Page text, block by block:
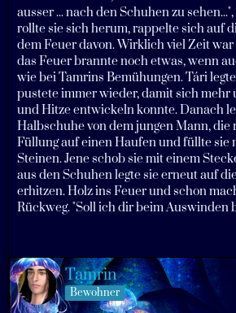
ausser ... nach den Schuhen zu
rollte sie sich herum, rappelte sich auf
dem Feuer davon. Wirklich viel Zeit
das Feuer brannte noch etwas, wenn
wie bei Tamrins Bemühungen. Tári
pustete immer wieder, damit sich mehr
und Hitze entwickeln konnte. Danach
Halbschuhe von dem jungen Mann,
Füllung auf einen Haufen und füllte sie
Steinen. Jene schob sie mit einem
aus den Schuhen legte sie erneut auf
erhitzen. Holz ins Feuer und schon
Rückweg. "Soll ich dir beim Auswinden
Tamrin
Bewohner